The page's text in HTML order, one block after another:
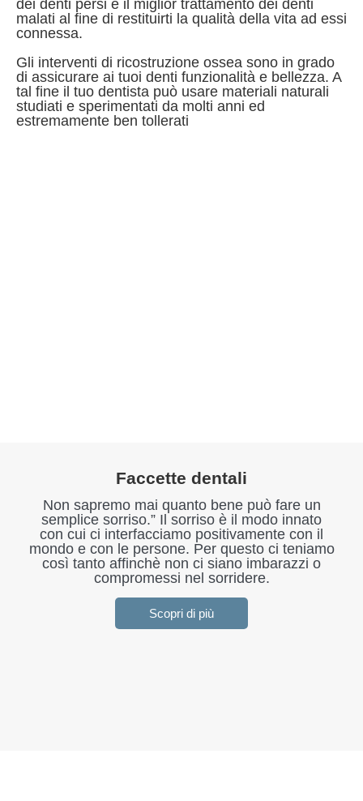
dei denti persi e il miglior trattamento dei denti
malati al fine di restituirti la qualità della vita ad essi
connessa.
Gli interventi di ricostruzione ossea sono in grado
di assicurare ai tuoi denti funzionalità e bellezza. A
tal fine il tuo dentista può usare materiali naturali
studiati e sperimentati da molti anni ed
estremamente ben tollerati
Faccette dentali
Non sapremo mai quanto bene può fare un
semplice sorriso.” Il sorriso è il modo innato
con cui ci interfacciamo positivamente con il
mondo e con le persone. Per questo ci teniamo
così tanto affinchè non ci siano imbarazzi o
compromessi nel sorridere.
Scopri di più